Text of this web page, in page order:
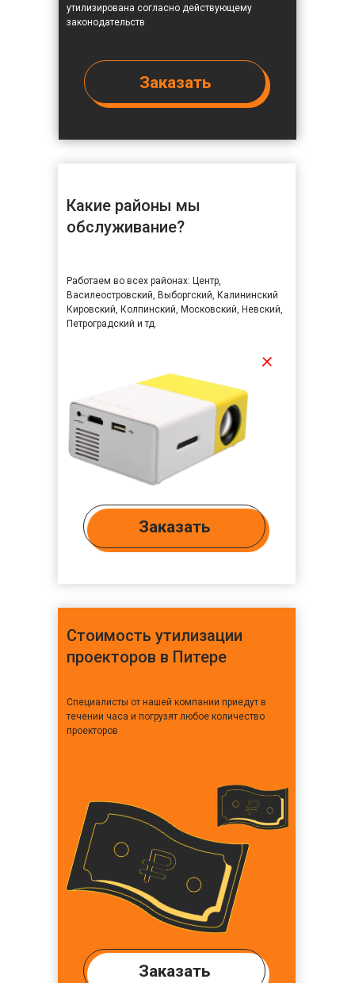
утилизирована согласно действующему
законодательств
Заказать
Какие районы мы
обслуживание?
Работаем во всех районах: Центр,
Василеостровский, Выборгский, Калининский
Кировский, Колпинский, Московский, Невский,
Петроградский и тд.
+
Заказать
Стоимость утилизации
проекторов в Питере
Специалисты от нашей компании приедут в
течении часа и погрузят любое количество
проекторов
Заказать